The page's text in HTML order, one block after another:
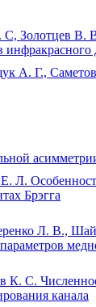
Золотцев В.
А. Г., Саметов
Брэгга
Л. В.,
С. Численное
канала